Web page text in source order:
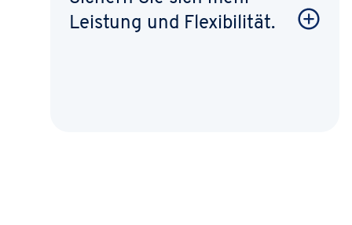
Leistung und Flexibilität.